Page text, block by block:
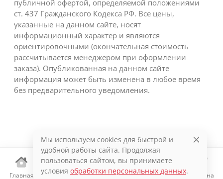
Главная Каталог Избранное Корзина
публичной офертой, определяемой положениями
ст. 437 Гражданского Кодекса РФ. Все цены,
указанные на данном сайте, носят
информационный характер и являются
ориентировочными (окончательная стоимость
рассчитывается менеджером при оформлении
заказа). Опубликованная на данном сайте
информация может быть изменена в любое время
без предварительного уведомления.
Мы используем cookies для быстрой и
удобной работы сайта. Продолжая
пользоваться сайтом, вы принимаете
условия обработки персональных данных.